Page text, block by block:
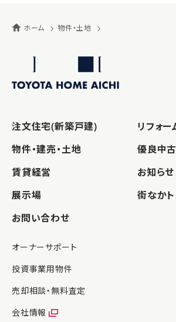
ホーム 物件・土地
注文住宅(新築戸建)
リフォー
物件・建売・土地
優良中
賃貸経営
お知らせ
展示場
街なか
お問い合わせ
オーナーサポート
投資事業用物件
売却相談・無料査定
会社情報